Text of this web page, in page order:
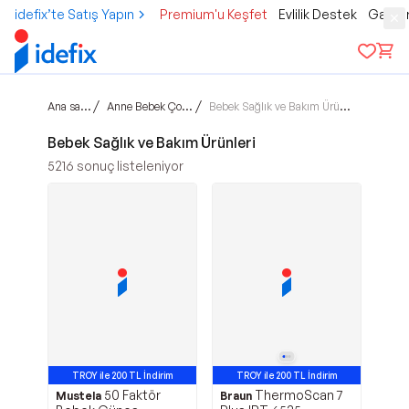
idefix’te Satış Yapın Premium'u Keşfet Evlilik Destek
Ana sayfa / Anne Bebek Çocuk / Bebek Sağlık ve Bakım Ürünleri
Bebek Sağlık ve Bakım Ürünleri
5216 sonuç listeleniyor
TROY ile 200 TL İndirim
Mustela 50 Faktör
TROY ile 200 TL İndirim
Braun ThermoScan 7